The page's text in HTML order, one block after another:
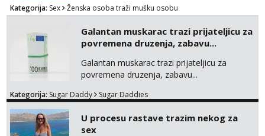
tebe.sve info na mob 095/762-8147
Kategorija: Sex Ženska osoba traži mušku osobu
Galantan muskarac trazi prijateljicu za
povremena druzenja, zabavu...
Galantan muskarac trazi prijateljicu za
povremena druzenja, zabavu...
Kategorija: Sugar Daddy Sugar Daddies
U procesu rastave trazim nekog za
sex